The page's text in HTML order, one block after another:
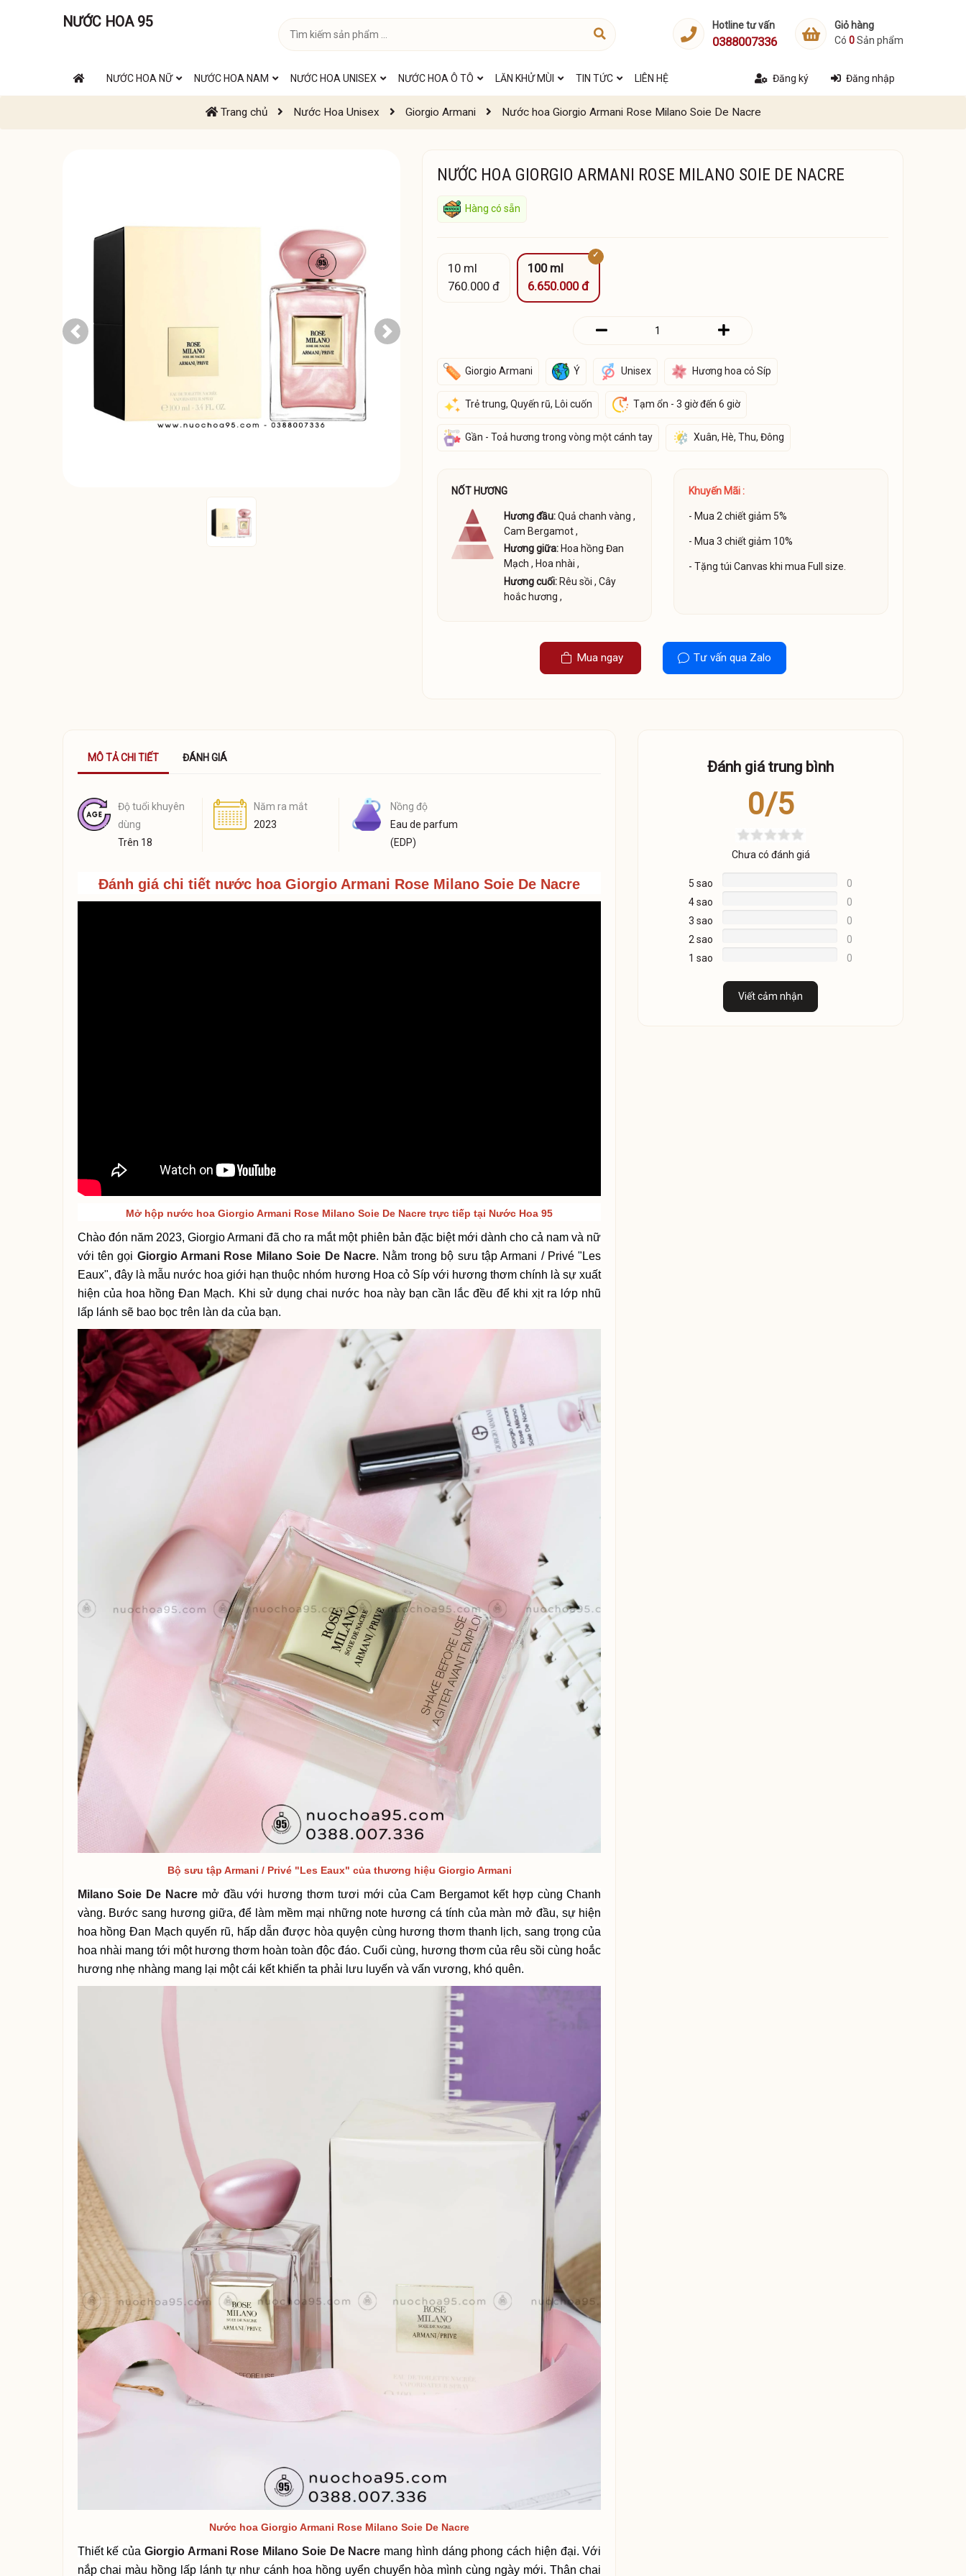
NƯỚC HOA 95
Giỏ hàng
Có 0Sản phẩm
Hotline tư vấn
0388007336
NƯỚC HOA NỮ NƯỚC HOA NAM NƯỚC HOA UNISEX NƯỚC HOA Ô TÔ LĂN KHỬ MÙI TIN TỨC LIÊN HỆ Đăng ký Đăng nhập
Trang chủ Nước Hoa Unisex Giorgio Armani Nước hoa Giorgio Armani Rose Milano Soie De Nacre
Previous Next
NƯỚC HOA GIORGIO ARMANI ROSE MILANO SOIE DE NACRE
Hàng có sẵn
10 ml
760.000 đ
100 ml
6.650.000 đ
Giorgio Armani Ý Unisex Hương hoa cỏ Síp
Trẻ trung, Quyến rũ, Lôi cuốn Tạm ổn - 3 giờ đến 6 giờ
Gần - Toả hương trong vòng một cánh tay Xuân, Hè, Thu, Đông
NỐT HƯƠNG
Hương đầu:Quả chanh vàng ,
Cam Bergamot,
Hương giữa: Hoa hồng Đan
Mạch , Hoa nhài ,
Hương cuối: Rêu sồi ,Cây
hoắc hương ,
Khuyến Mãi :
- Mua 2 chiết giảm 5%
- Mua 3 chiết giảm 10%
- Tặng túi Canvas khi mua Full size.
Mua ngay Tư vấn qua Zalo
MÔ TẢ CHI TIẾT ĐÁNH GIÁ
Độ tuổi khuyên
dùng
Trên 18
Năm ra mắt
2023
Nồng độ
Eau de parfum
(EDP)
Đánh giá chi tiết nước hoa Giorgio Armani Rose Milano Soie De Nacre
Mở hộp nước hoa Giorgio Armani Rose Milano Soie De Nacre trực tiếp tại Nước Hoa 95
Chào đón năm 2023, Giorgio Armani đã cho ra mắt một phiên bản đặc biệt mới dành cho cả nam và nữ
với tên gọi Giorgio Armani Rose Milano Soie De Nacre. Nằm trong bộ sưu tập Armani / Privé "Les
Eaux", đây là mẫu nước hoa giới hạn thuộc nhóm hương Hoa cỏ Síp với hương thơm chính là sự xuất
hiện của hoa hồng Đan Mạch. Khi sử dụng chai nước hoa này bạn cần lắc đều để khi xịt ra lớp nhũ
lấp lánh sẽ bao bọc trên làn da của bạn.
Bộ sưu tập Armani / Privé "Les Eaux" của thương hiệu Giorgio Armani
Milano Soie De Nacre mở đầu với hương thơm tươi mới của Cam Bergamot kết hợp cùng Chanh
vàng. Bước sang hương giữa, để làm mềm mại những note hương cá tính của màn mở đầu, sự hiện
hoa hồng Đan Mạch quyến rũ, hấp dẫn được hòa quyện cùng hương thơm thanh lịch, sang trọng của
hoa nhài mang tới một hương thơm hoàn toàn độc đáo. Cuối cùng, hương thơm của rêu sồi cùng hoắc
hương nhẹ nhàng mang lại một cái kết khiến ta phải lưu luyến và vấn vương, khó quên.
Nước hoa Giorgio Armani Rose Milano Soie De Nacre
Thiết kế của Giorgio Armani Rose Milano Soie De Nacre mang hình dáng phong cách hiện đại. Với
nắp chai màu hồng lấp lánh tự như cánh hoa hồng uyển chuyển hòa mình cùng ngày mới. Thân chai
Đánh giá trung bình
0/5
Chưa có đánh giá
5 sao
0
4 sao
0
3 sao
0
2 sao
0
1 sao
0
Viết cảm nhận